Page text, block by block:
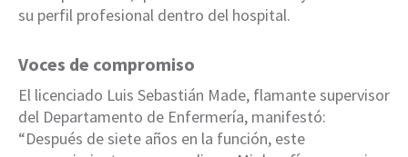
su perfil profesional dentro del hospital.
Voces de compromiso
El licenciado Luis Sebastián Made, flamante supervisor
del Departamento de Enfermería, manifestó:
“Después de siete años en la función, este